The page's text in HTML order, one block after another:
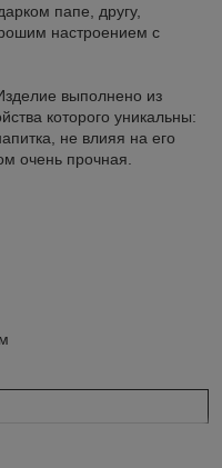
папе, другу,
настроением с
выполнено из
которого уникальны:
не влияя на его
очень прочная.